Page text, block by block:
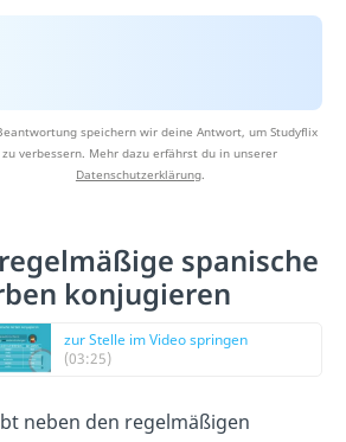
speichern wir deine Antwort, um Studyflix
zu verbessern. Mehr dazu erfährst du in unserer
Datenschutzerklärung.
spanische
konjugieren
zur Stelle im Video springen
(03:25)
neben den regelmäßigen